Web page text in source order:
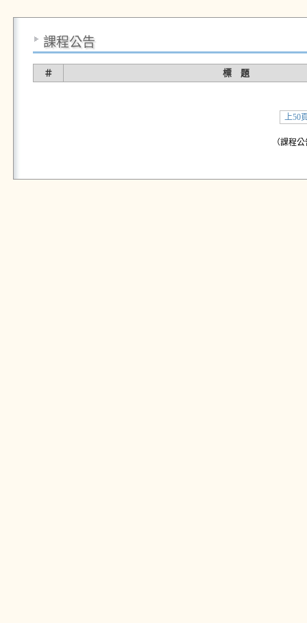
課程公告
＃ 標 題
上50
（課程